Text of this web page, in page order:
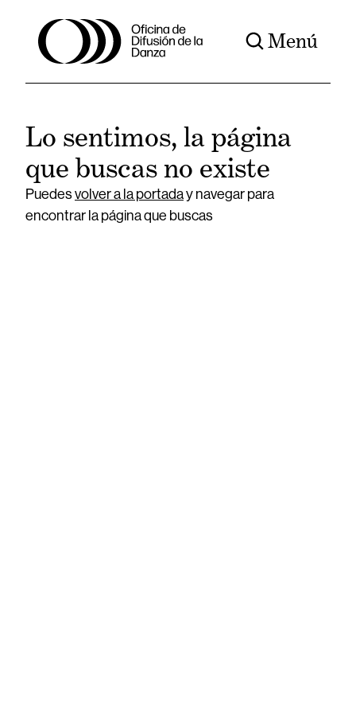
Menú
Lo sentimos, la página
que buscas no existe
Puedesvolver a la portaday navegar para
encontrar la página que buscas